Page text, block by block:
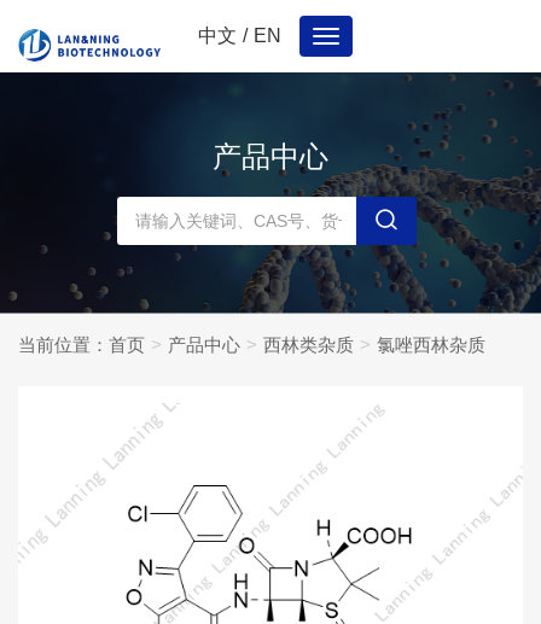
中文 / EN
Toggle
navigation
产品中心
当前位置： 首页 产品中心 西林类杂质 氯唑西林杂质